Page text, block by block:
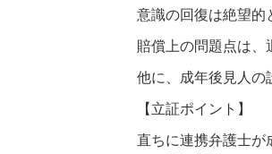
意識の回復は絶望的
賠償上の問題点は、
他に、成年後見人の
【立証ポイント】
直ちに連携弁護士が